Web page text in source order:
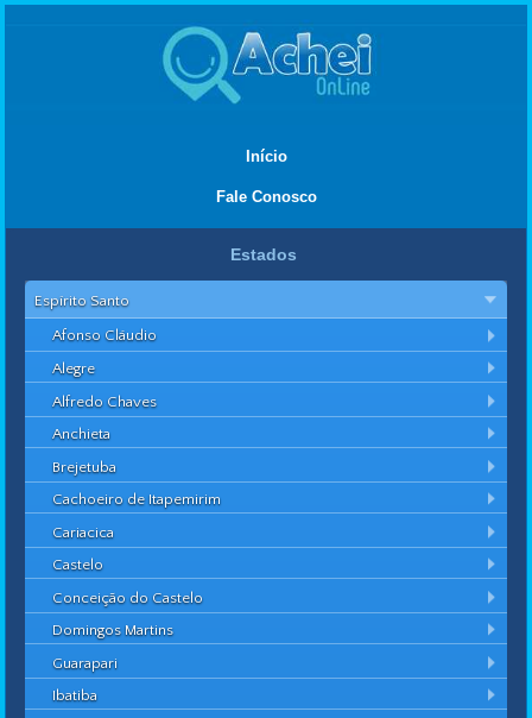
Início
Fale Conosco
Estados
Espírito Santo
Afonso Cláudio
Alegre
Alfredo Chaves
Anchieta
Brejetuba
Cachoeiro de Itapemirim
Cariacica
Castelo
Conceição do Castelo
Domingos Martins
Guarapari
Ibatiba